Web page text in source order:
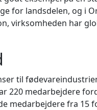
for landsdelen, og i
virksomheden har
til
220 medarbejdere
medarbejdere fra 15